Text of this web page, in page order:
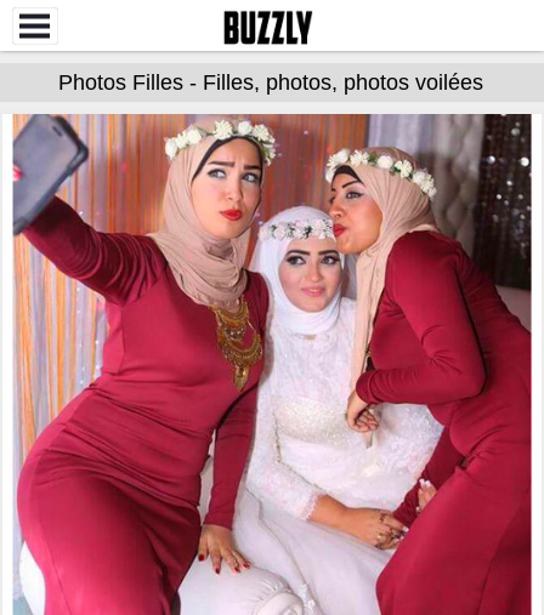
Photos Filles - Filles, photos, photos voilées